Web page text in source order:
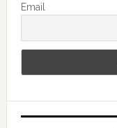
Email